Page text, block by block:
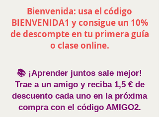
Bienvenida: usa el código
BIENVENIDA1 y consigue un 10%
de descompte en tu primera guía
o clase online.
📚 ¡Aprender juntos sale mejor!
Trae a un amigo y reciba 1,5 € de
descuento cada uno en la próxima
compra con el código AMIGO2.